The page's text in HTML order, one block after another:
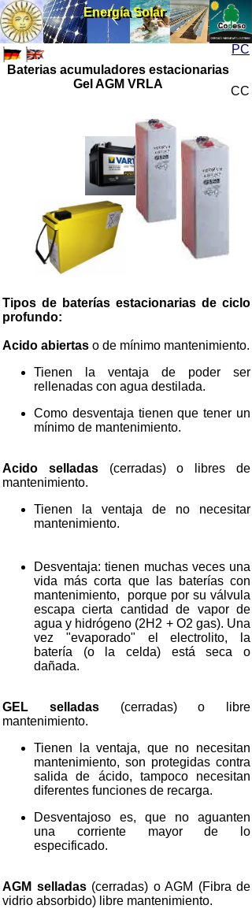
Energía Solar
Energía Solar
Baterias acumuladores estacionarias
Gel AGM VRLA
Tipos de baterías estacionarias de ciclo
profundo:
Acido abiertas o de mínimo mantenimiento.
Tienen la ventaja de poder ser
rellenadas con agua destilada.
Como desventaja tienen que tener un
mínimo de mantenimiento.
Acido selladas (cerradas) o libres de
mantenimiento.
Tienen la ventaja de no necesitar
mantenimiento.
Desventaja: tienen muchas veces una
vida más corta que las baterías con
mantenimiento, porque por su válvula
escapa cierta cantidad de vapor de
agua y hidrógeno (2H2 + O2 gas). Una
vez "evaporado" el electrolito, la
batería (o la celda) está seca o
dañada.
GEL selladas (cerradas) o libre
mantenimiento.
Tienen la ventaja, que no necesitan
mantenimiento, son protegidas contra
salida de ácido, tampoco necesitan
diferentes funciones de recarga.
Desventajoso es, que no aguanten
una corriente mayor de lo
especificado.
AGM selladas (cerradas) o AGM (Fibra de
vidrio absorbido) libre mantenimiento.
PC
CC